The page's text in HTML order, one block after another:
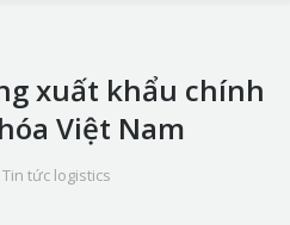
xuất khẩu chính
Việt Nam
Tin tức logistics